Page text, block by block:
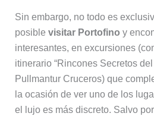
Sin embargo, no todo es
posible visitar Portofino y
interesantes, en excursiones
itinerario “Rincones Secretos
Pullmantur Cruceros) que
la ocasión de ver uno de los
el lujo es más discreto. Salvo